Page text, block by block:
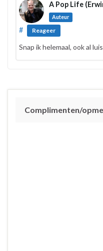
A Pop Life
Auteur
# Reageer
Snap ik helemaal, ook al
Complimenten/